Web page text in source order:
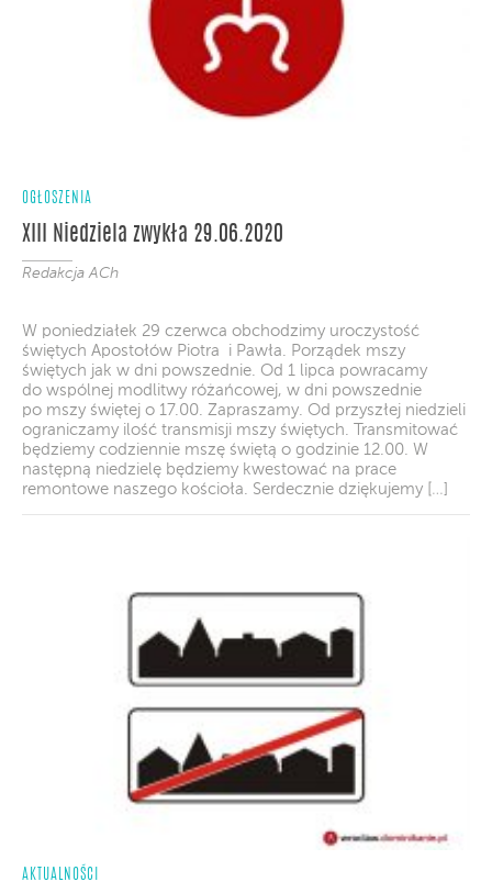
OGŁOSZENIA
XIII Niedziela zwykła 29.06.2020
Redakcja ACh
W poniedziałek 29 czerwca obchodzimy uroczystość
świętych Apostołów Piotra i Pawła. Porządek mszy
świętych jak w dni powszednie. Od 1 lipca powracamy
do wspólnej modlitwy różańcowej, w dni powszednie
po mszy świętej o 17.00. Zapraszamy. Od przyszłej niedzieli
ograniczamy ilość transmisji mszy świętych. Transmitować
będziemy codziennie mszę świętą o godzinie 12.00. W
następną niedzielę będziemy kwestować na prace
remontowe naszego kościoła. Serdecznie dziękujemy […]
AKTUALNOŚCI